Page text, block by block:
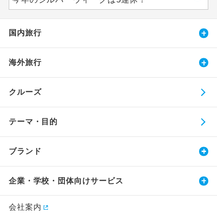
国内旅行
海外旅行
クルーズ
テーマ・目的
ブランド
企業・学校・団体向けサービス
会社案内